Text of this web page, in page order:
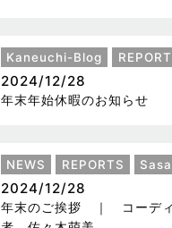
Kaneuchi-Blog
2024/12/28
年末年始休暇のお知らせ
NEWS REPORTS
2024/12/28
年末のご挨拶 ｜ コーデ